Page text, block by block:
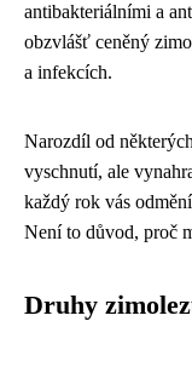
antibakteriálními a
obzvlášť ceněný
a infekcích.
Narozdíl od
vyschnutí, ale
každý rok vás
Není to důvod, proč
Druhy